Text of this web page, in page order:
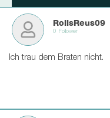
RollsReus09
0 Follower
Ich trau dem Braten nicht.